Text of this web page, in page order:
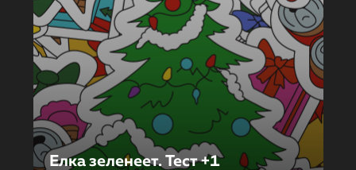
Елка зеленеет. Тест +1